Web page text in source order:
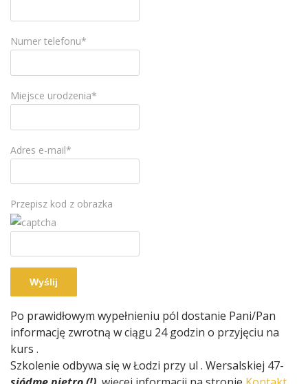
Numer telefonu*
Miejsce urodzenia*
Adres e-mail*
Przepisz kod z obrazka
Po prawidłowym wypełnieniu pól dostanie Pani/Pan
informację zwrotną w ciągu 24 godzin o przyjęciu na
kurs .
Szkolenie odbywa się w Łodzi przy ul . Wersalskiej 47-